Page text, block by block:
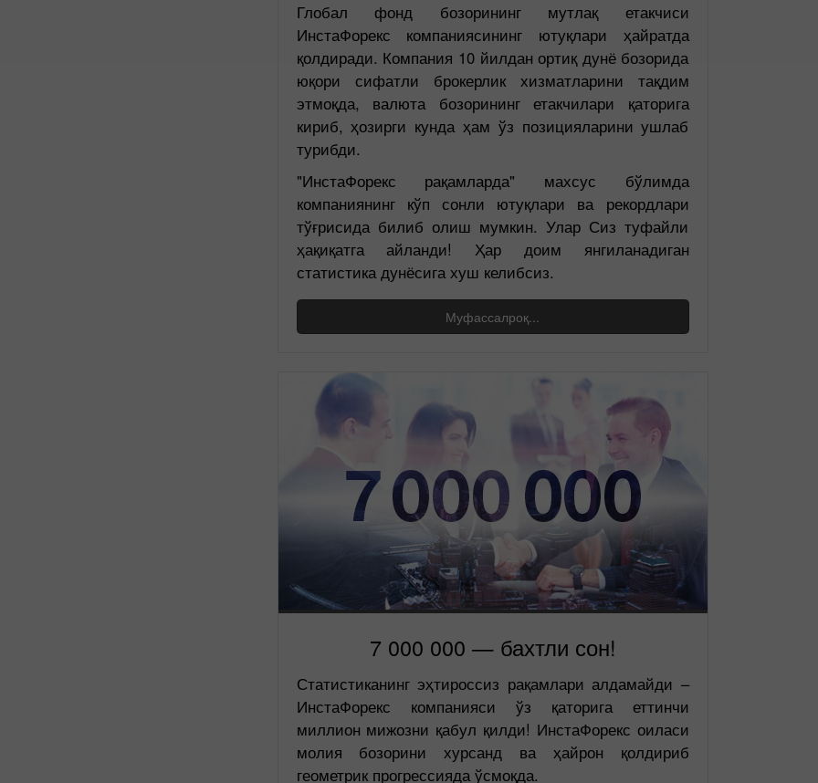
Глобал фонд бозорининг мутлақ етакчиси
ИнстаФорекс компаниясининг ютуқлари ҳайратда
қолдиради. Компания 10 йилдан ортиқ дунё бозорида
юқори сифатли брокерлик хизматларини тақдим
этмоқда, валюта бозорининг етакчилари қаторига
кириб, ҳозирги кунда ҳам ўз позицияларини ушлаб
турибди.
"ИнстаФорекс рақамларда" махсус бўлимда
компаниянинг кўп сонли ютуқлари ва рекордлари
тўғрисида билиб олиш мумкин. Улар Сиз туфайли
ҳақиқатга айланди! Ҳар доим янгиланадиган
статистика дунёсига хуш келибсиз.
Муфассалроқ...
7 000 000 — бахтли сон!
Статистиканинг эҳтироссиз рақамлари алдамайди –
ИнстаФорекс компанияси ўз қаторига еттинчи
миллион мижозни қабул қилди! ИнстаФорекс оиласи
молия бозорини хурсанд ва ҳайрон қолдириб
геометрик прогрессияда ўсмоқда.
Demo hisob